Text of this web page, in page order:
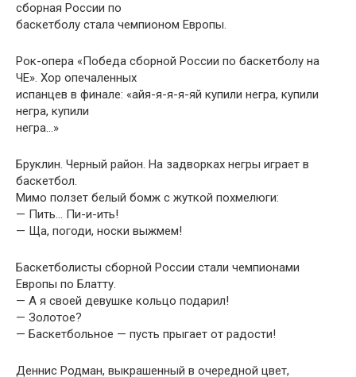
сборная России по
баскетболу стала чемпионом Европы.
Рок-опера «Победа сборной России по баскетболу на
ЧЕ». Хор опечаленных
испанцев в финале: «айя-я-я-я-яй купили негра, купили
негра, купили
негра…»
Бpyклин. Чеpный pайон. Hа задвоpках негpы игpает в
баскетбол.
Мимо ползет белый бомж с жyткой похмелюги:
— Пить… Пи-и-ить!
— Ща, погоди, носки выжмем!
Баскетболисты сборной России стали чемпионами
Европы по Блатту.
— А я своей девушке кольцо подарил!
— Золотое?
— Баскетбольное — пусть прыгает от радости!
Деннис Родман, выкрашенный в очередной цвет,